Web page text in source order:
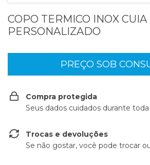
COPO TERMICO INOX CUIA
PERSONALIZADO
Compra protegida
Seus dados cuidados durante
Trocas e devoluções
Se não gostar, você pode trocar